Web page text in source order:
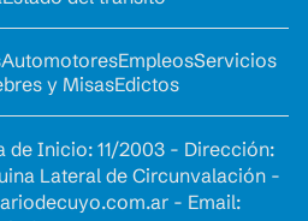
AutomotoresEmpleosServicios
y MisasEdictos
de Inicio: 11/2003 - Dirección:
Lateral de Circunvalación -
- Email: